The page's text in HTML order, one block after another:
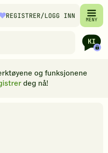
REGISTRER/LOGG INN MENY
og funksjonene
deg nå!